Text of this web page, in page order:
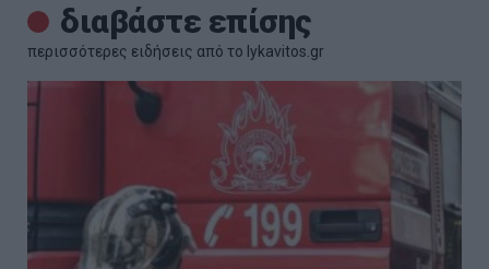
διαβάστε επίσης
περισσότερες ειδήσεις από το lykavitos.gr